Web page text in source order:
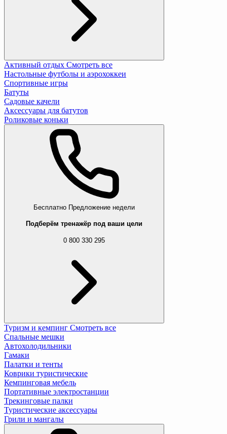
Активный отдых Смотреть все
Настольные футболы и аэрохоккеи
Спортивные игры
Батуты
Садовые качели
Аксессуары для батутов
Роликовые коньки
Бесплатно Предложение недели
Подберём тренажёр под ваши цели
0 800 330 295
Туризм и кемпинг Смотреть все
Спальные мешки
Автохолодильники
Гамаки
Палатки и тенты
Коврики туристические
Кемпинговая мебель
Портативные электростанции
Трекинговые палки
Туристические аксессуары
Грили и мангалы